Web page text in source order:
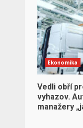
Ekonomika
Vedli obří
vyhazov.
manažery